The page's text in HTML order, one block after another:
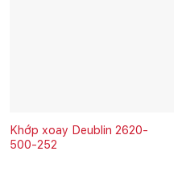
Khớp xoay Deublin 2620-
500-252